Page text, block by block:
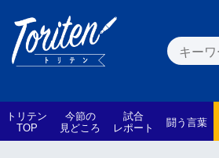
トリテン
TOP
今節の
見どころ
試合
レポート 闘う言葉